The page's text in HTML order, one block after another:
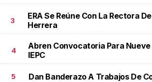
3
ERA Se Reúne Con La Rectora
Herrera
4
Abren Convocatoria Para Nueve
IEPC
5 Dan Banderazo A Trabajos De